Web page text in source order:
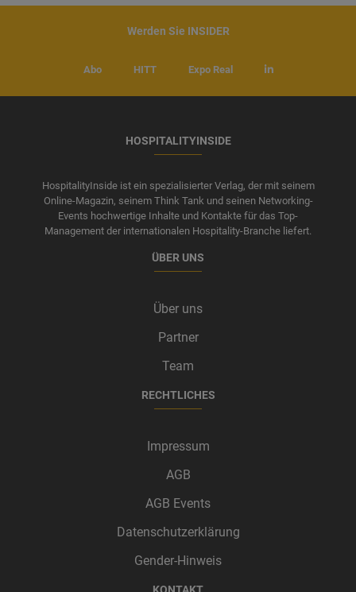
Werden Sie INSIDER
Abo HITT Expo Real
HOSPITALITYINSIDE
HospitalityInside ist ein spezialisierter Verlag, der mit seinem
Online-Magazin, seinem Think Tank und seinen Networking-
Events hochwertige Inhalte und Kontakte für das Top-
Management der internationalen Hospitality-Branche liefert.
ÜBER UNS
Über uns
Partner
Team
RECHTLICHES
Impressum
AGB
AGB Events
Datenschutzerklärung
Gender-Hinweis